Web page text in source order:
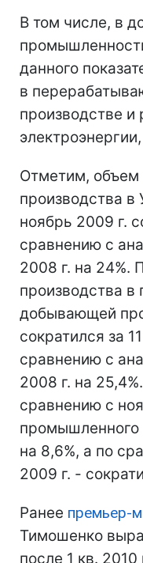
В том числе, в
данного
в
производстве и
Отметим,
производства в
ноябрь 2009 г.
сравнению с
2008 г. на 24%.
производства
добывающей
сократился за
сравнению с
2008 г. на
сравнению с
промышленного
на 8,6%, а по
2009 г. -
Ранее премьер-
Тимошенко
после 1 кв.